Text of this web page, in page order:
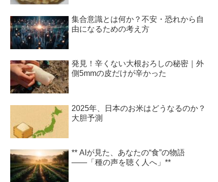
集合意識とは何か？不安・恐れから自
由になるための考え方
発見！辛くない大根おろしの秘密｜外
側5mmの皮だけが辛かった
2025年、日本のお米はどうなるのか？
大胆予測
** AIが見た、あなたの“食”の物語
――「種の声を聴く人へ」**